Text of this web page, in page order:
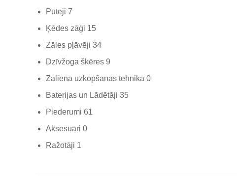
Pūtēji 7
Ķēdes zāģi 15
Zāles pļāvēji 34
Dzīvžoga šķēres 9
Zāliena uzkopšanas tehnika 0
Baterijas un Lādētāji 35
Piederumi 61
Aksesuāri 0
Ražotāji 1